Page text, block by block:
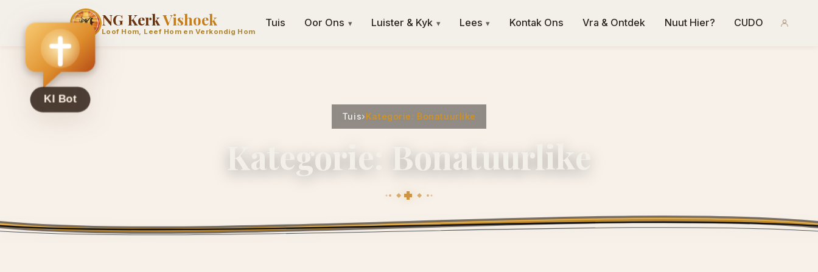
NG KerkVishoek
Loof Hom, Leef Hom en Verkondig Hom
Tuis Oor Ons ▾ Luister & Kyk ▾ Lees ▾ Kontak Ons Vra & Ontdek Nuut Hier? CUDO
Tuis›Kategorie: Bonatuurlike
Kategorie: Bonatuurlike